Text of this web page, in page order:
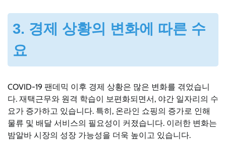
3. 경제 상황의 변화에 따른 수
요
COVID-19 팬데믹 이후 경제 상황은 많은 변화를 겪었습니
다. 재택근무와 원격 학습이 보편화되면서, 야간 일자리의 수
요가 증가하고 있습니다. 특히, 온라인 쇼핑의 증가로 인해
물류 및 배달 서비스의 필요성이 커졌습니다. 이러한 변화는
밤알바 시장의 성장 가능성을 더욱 높이고 있습니다.